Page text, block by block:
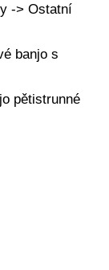
-> Ostatní
banjo s
pětistrunné